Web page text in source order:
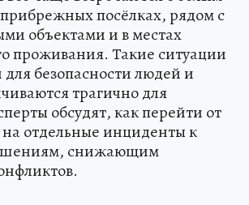
посёлках, рядом с
объектами и в местах
проживания. Такие ситуации
для безопасности людей и
трагично для
обсудят, как перейти от
отдельные инциденты к
снижающим